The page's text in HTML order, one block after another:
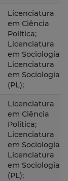
Licenciatura
em Ciência
Política;
Licenciatura
em Sociologia;
Licenciatura
em Sociologia
(PL);
Licenciatura
em Ciência
Política;
Licenciatura
em Sociologia;
Licenciatura
em Sociologia
(PL);